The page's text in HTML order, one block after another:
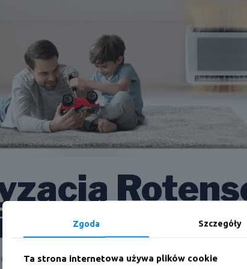
konsolowy, który dzięki dwustronnemu nawiewowi
Zgoda Szczegóły
Ta strona internetowa używa plików cookie